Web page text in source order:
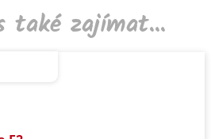
také zajímat...